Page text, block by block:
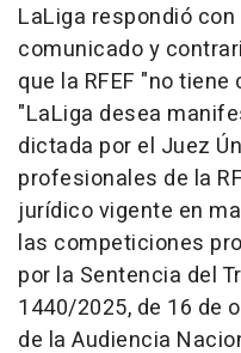
LaLiga respondió
comunicado y
que la RFEF "no
"LaLiga desea
dictada por el Juez
profesionales de la
jurídico vigente en
las competiciones
por la Sentencia del
1440/2025, de 16 de
de la Audiencia